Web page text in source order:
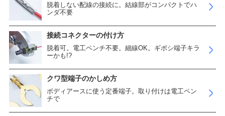
脱着しない配線の接続に。結線部がコンパクトでハ
ンダ不要
接続コネクターの付け方
脱着可。電工ペンチ不要。細線OK。ギボシ端子キラ
ーかも!?
クワ型端子のかしめ方
ボディアースに使う定番端子。取り付けは電工ペン
チで